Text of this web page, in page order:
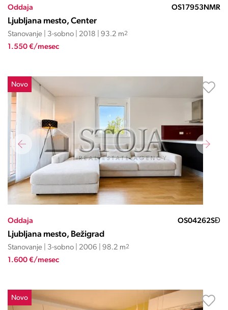
Oddaja OS17953NMR
Ljubljana mesto, Center
Stanovanje | 3-sobno | 2018 | 93.2 m2
1.550 €/mesec
Novo
Oddaja OS04262SĐ
Ljubljana mesto, Bežigrad
Stanovanje | 3-sobno | 2006 | 98.2 m2
1.600 €/mesec
Novo